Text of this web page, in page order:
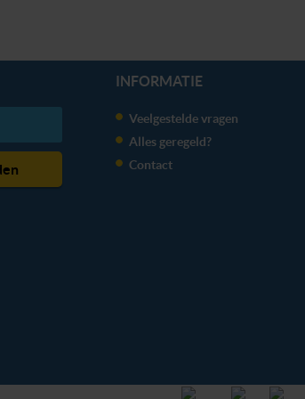
INFORMATIE
Veelgestelde vragen
Alles geregeld?
Contact